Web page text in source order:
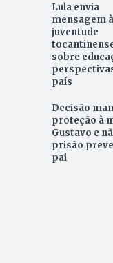
Lula envia
mensagem à
juventude
sobre
país
Decisão
proteção à
Gustavo e
prisão
pai